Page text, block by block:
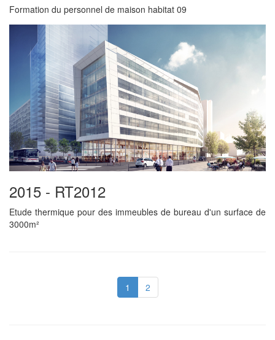
Formation du personnel de maison habitat 09
2015 - RT2012
Etude thermique pour des immeubles de bureau d'un surface de
3000m²
1 2